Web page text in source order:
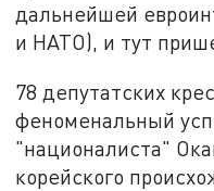
дальнейшей
и НАТО), и тут
78 депутатских
феноменальный
"националиста"
корейского